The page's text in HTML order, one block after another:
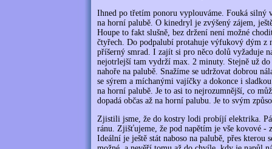
Ihned po třetím ponoru vyplouváme. Fouká silný
na horní palubě. O kinedryl je zvýšený zájem,
Houpe to fakt slušně, bez držení není možné
čtyřech. Do podpalubí protahuje výfukový dým z
příšerný smrad. I zajít si pro něco dolů vyžaduje
nejotrlejší tam vydrží max. 2 minuty. Stejně už
nahoře na palubě. Snažíme se udržovat dobrou
se sýrem a míchanými vajíčky a dokonce i
na horní palubě. Je to asi to nejrozumnější, co
dopadá občas až na horní palubu. Je to svým
Zjistili jsme, že do kostry lodi probíjí elektrika.
ránu. Zjišťujeme, že pod napětím je vše kovové -
Ideální je ještě stát naboso na palubě, přes